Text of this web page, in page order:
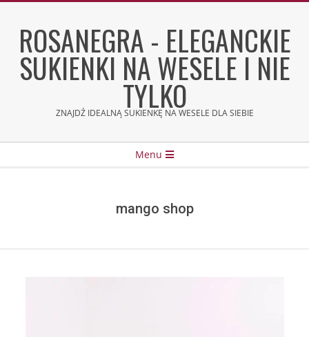
contentROSANEGRA - ELEGANCKIE
SUKIENKI NA WESELE I NIE
TYLKO
ZNAJDŹ IDEALNĄ SUKIENKĘ NA WESELE DLA SIEBIE
Menu
mango shop